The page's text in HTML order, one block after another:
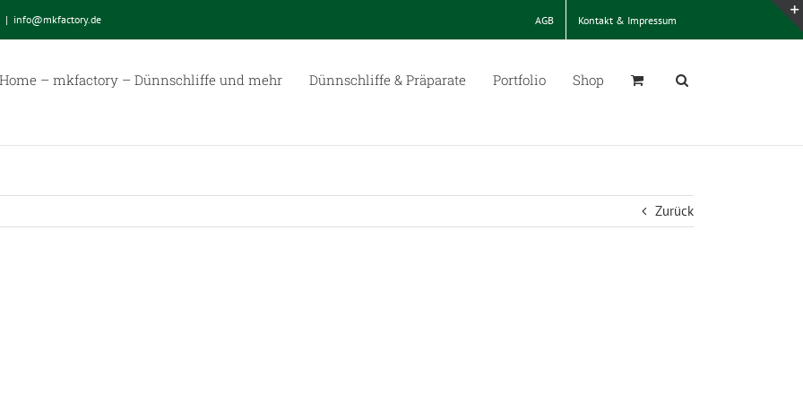
| info@mkfactory.de AGB Kontakt & Impressum
Home – mkfactory – Dünnschliffe und mehr Dünnschliffe & Präparate Portfolio Shop
Zurück